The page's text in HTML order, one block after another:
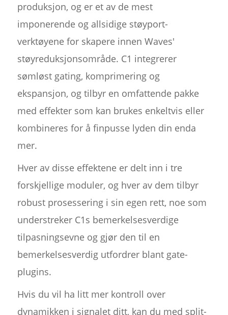
produksjon, og er et av de mest
imponerende og allsidige støyport-
verktøyene for skapere innen Waves'
støyreduksjonsområde. C1 integrerer
sømløst gating, komprimering og
ekspansjon, og tilbyr en omfattende pakke
med effekter som kan brukes enkeltvis eller
kombineres for å finpusse lyden din enda
mer.
Hver av disse effektene er delt inn i tre
forskjellige moduler, og hver av dem tilbyr
robust prosessering i sin egen rett, noe som
understreker C1s bemerkelsesverdige
tilpasningsevne og gjør den til en
bemerkelsesverdig utfordrer blant gate-
plugins.
Hvis du vil ha litt mer kontroll over
dynamikken i signalet ditt, kan du med split-